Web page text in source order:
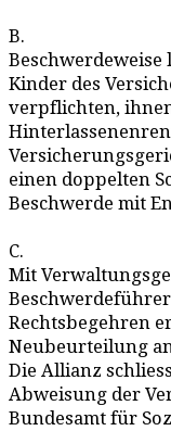
B.
Beschwerdeweise
Kinder des
verpflichten,
einen doppelten
Beschwerde mit
C.
Mit
Rechtsbegehren
Neubeurteilung
Die Allianz
Abweisung der
Bundesamt für